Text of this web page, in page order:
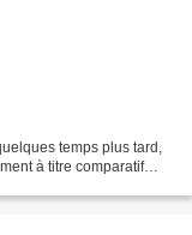
temps plus tard,
à titre comparatif…